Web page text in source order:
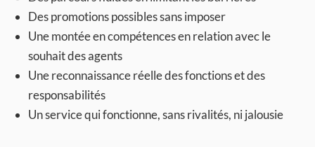
Des promotions possibles sans imposer
Une montée en compétences en relation avec le
souhait des agents
Une reconnaissance réelle des fonctions et des
responsabilités
Un service qui fonctionne, sans rivalités, ni jalousie